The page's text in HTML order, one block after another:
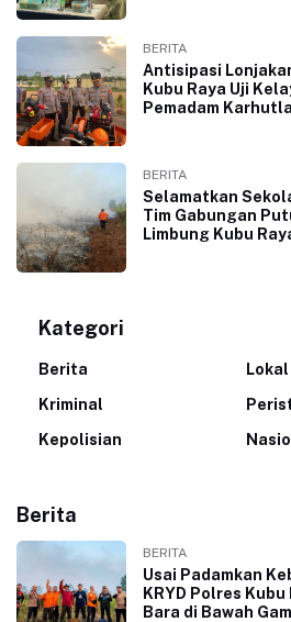
BERITA
Antisipasi
Kubu Raya Uji
Pemadam Karhutla
BERITA
Selamatkan
Tim Gabungan
Limbung Kubu
Kategori
Berita
Lokal
Kriminal
Kepolisian
Berita
BERITA
Usai Padamkan
KRYD Polres
Bara di Bawah